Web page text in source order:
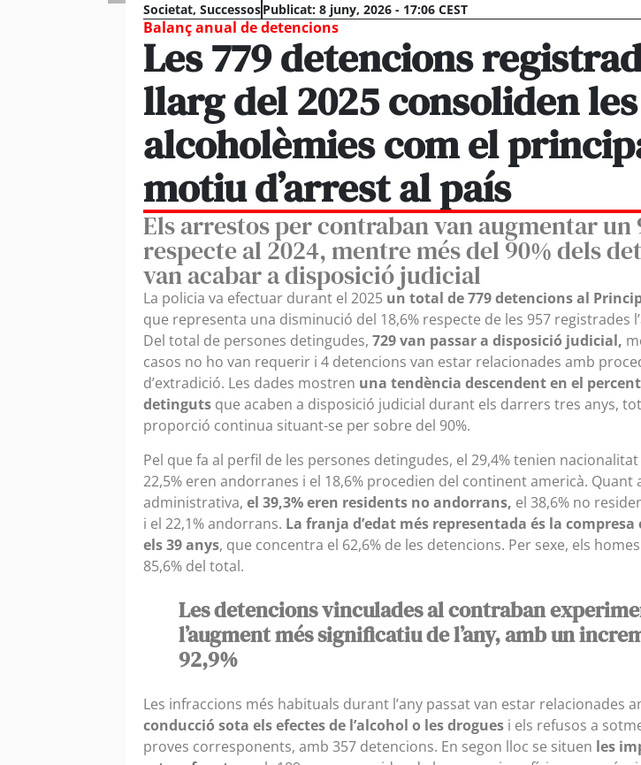
Societat, SuccessosPublicat: 8 juny, 2026 - 17:06 CEST
Balanç anual de detencions
Les 779 detencions
llarg del 2025 consoliden les
alcoholèmies com el
motiu d’arrest al país
Els arrestos per contraban van augmentar un
respecte al 2024, mentre més del 90% dels
van acabar a disposició judicial
La policia va efectuar durant el 2025 un total de 779 detencions al
que representa una disminució del 18,6% respecte de les 957 registrades
Del total de persones detingudes, 729 van passar a disposició judicial,
casos no ho van requerir i 4 detencions van estar relacionades amb
d’extradició. Les dades mostren una tendència descendent en el
detinguts que acaben a disposició judicial durant els darrers tres anys,
proporció continua situant-se per sobre del 90%.
Pel que fa al perfil de les persones detingudes, el 29,4% tenien
22,5% eren andorranes i el 18,6% procedien del continent americà. Quant
administrativa, el 39,3% eren residents no andorrans, el 38,6% no
i el 22,1% andorrans. La franja d’edat més representada és la compresa
els 39 anys, que concentra el 62,6% de les detencions. Per sexe, els
85,6% del total.
Les detencions vinculades al contraban
l’augment més significatiu de l’any, amb un
92,9%
Les infraccions més habituals durant l’any passat van estar relacionades
conducció sota els efectes de l’alcohol o les drogues i els refusos a
proves corresponents, amb 357 detencions. En segon lloc se situen les